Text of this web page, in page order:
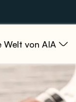
Welt von AIA